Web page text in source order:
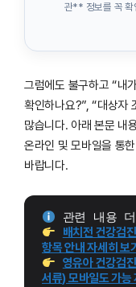
관** 정보를 꼭
그럼에도 불구하고 “내
확인하나요?”, “대상자
많습니다. 아래 본문 내
온라인 및 모바일을 통한
바랍니다.
관련 내용 더
배치전 건강검
항목 안내 자세히 보기
영유아 건강검
서류) 모바일도 가능